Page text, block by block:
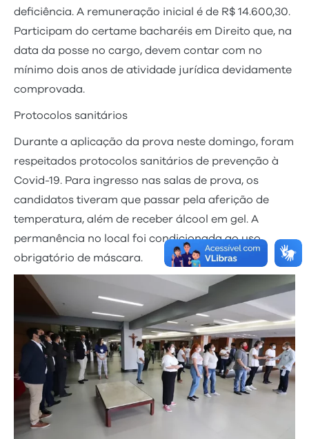
deficiência. A remuneração inicial é de R$ 14.600,30.
Participam do certame bacharéis em Direito que, na
data da posse no cargo, devem contar com no
mínimo dois anos de atividade jurídica devidamente
comprovada.
Protocolos sanitários
Durante a aplicação da prova neste domingo, foram
respeitados protocolos sanitários de prevenção à
Covid-19. Para ingresso nas salas de prova, os
candidatos tiveram que passar pela aferição de
temperatura, além de receber álcool em gel. A
permanência no local foi condicionada ao uso
obrigatório de máscara.